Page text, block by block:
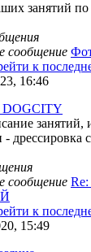
занятий по
сообщение
к
16:46
DOGCITY
занятий,
дрессировка
сообщение
к
15:49